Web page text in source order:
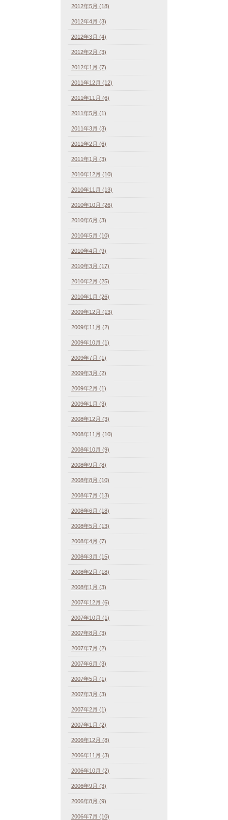
2012年5月 (18)
2012年4月 (3)
2012年3月 (4)
2012年2月 (3)
2012年1月 (7)
2011年12月 (12)
2011年11月 (6)
2011年5月 (1)
2011年3月 (3)
2011年2月 (6)
2011年1月 (3)
2010年12月 (10)
2010年11月 (13)
2010年10月 (26)
2010年6月 (3)
2010年5月 (10)
2010年4月 (9)
2010年3月 (17)
2010年2月 (25)
2010年1月 (26)
2009年12月 (13)
2009年11月 (2)
2009年10月 (1)
2009年7月 (1)
2009年3月 (2)
2009年2月 (1)
2009年1月 (3)
2008年12月 (3)
2008年11月 (10)
2008年10月 (9)
2008年9月 (8)
2008年8月 (10)
2008年7月 (13)
2008年6月 (18)
2008年5月 (13)
2008年4月 (7)
2008年3月 (15)
2008年2月 (18)
2008年1月 (3)
2007年12月 (6)
2007年10月 (1)
2007年8月 (3)
2007年7月 (2)
2007年6月 (3)
2007年5月 (1)
2007年3月 (3)
2007年2月 (1)
2007年1月 (2)
2006年12月 (8)
2006年11月 (3)
2006年10月 (2)
2006年9月 (3)
2006年8月 (9)
2006年7月 (10)